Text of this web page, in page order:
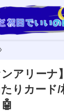
ンアリーナ
りカード/